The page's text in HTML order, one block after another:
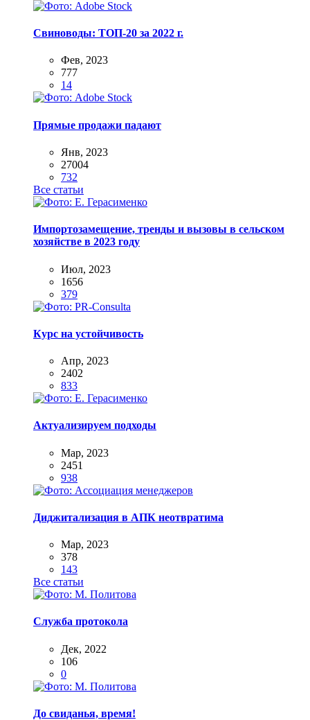
Свиноводы: ТОП-20 за 2022 г.
Фев, 2023
777
14
Прямые продажи падают
Янв, 2023
27004
732
Все статьи
Импортозамещение, тренды и вызовы в сельском
хозяйстве в 2023 году
Июл, 2023
1656
379
Курс на устойчивость
Апр, 2023
2402
833
Актуализируем подходы
Мар, 2023
2451
938
Диджитализация в АПК неотвратима
Мар, 2023
378
143
Все статьи
Служба протокола
Дек, 2022
106
0
До свиданья, время!